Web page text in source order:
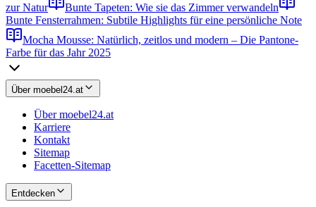
zur Natur
Bunte Tapeten: Wie sie das Zimmer verwandeln
Bunte Fensterrahmen: Subtile Highlights für eine persönliche Note
Mocha Mousse: Natürlich, zeitlos und modern – Die Pantone-
Farbe für das Jahr 2025
Über moebel24.at
Über moebel24.at
Karriere
Kontakt
Sitemap
Facetten-Sitemap
Entdecken